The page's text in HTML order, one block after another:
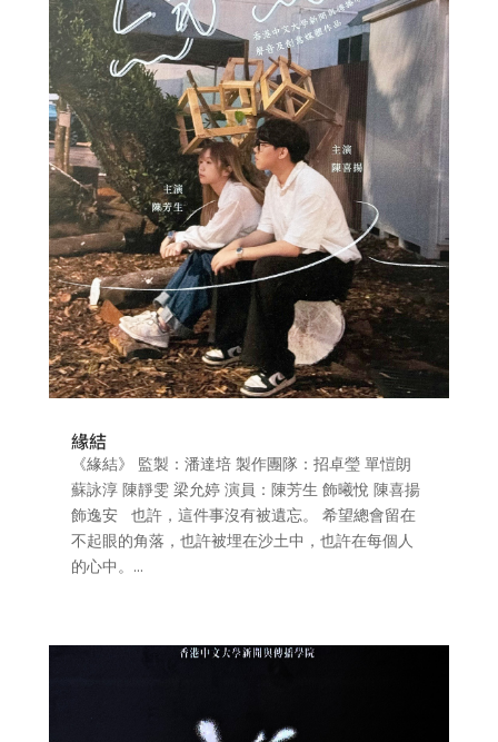
緣結
《緣結》 監製：潘達培 製作團隊：招卓瑩 單愷朗
蘇詠淳 陳靜雯 梁允婷 演員：陳芳生 飾曦悅 陳喜揚
飾逸安 也許，這件事沒有被遺忘。 希望總會留在
不起眼的角落，也許被埋在沙土中，也許在每個人
的心中。...